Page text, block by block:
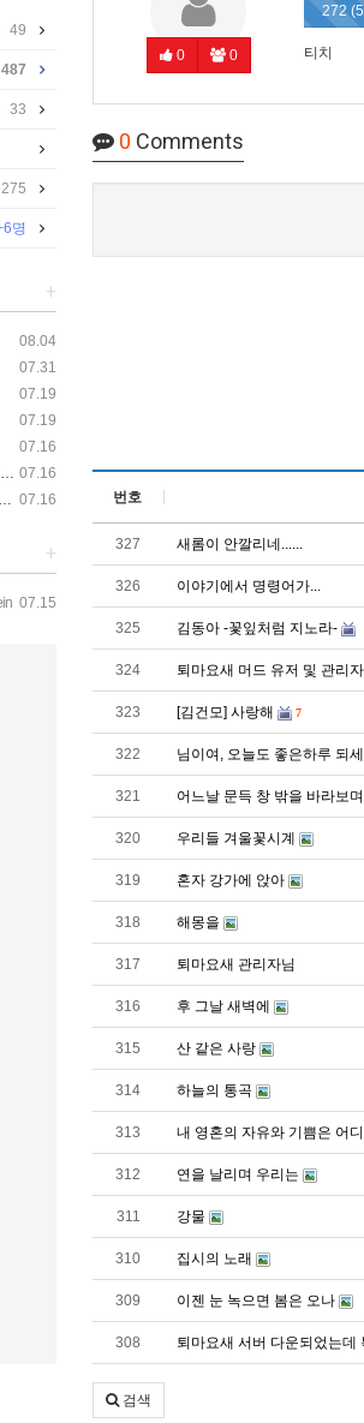
0 0
272
티치
0 Comments
번호
327 새롬이 안깔리네......
326 이야기에서 명령어가...
325 김동아 -꽃잎처럼 지노라-
324 퇴마요새 머드 유저 및 관리
323 [김건모] 사랑해 7
322 님이여, 오늘도 좋은하루 되
321 어느날 문득 창 밖을 바라보
320 우리들 겨울꽃시계
319 혼자 강가에 앉아
318 해몽을
317 퇴마요새 관리자님
316 후 그날 새벽에
315 산 같은 사랑
314 하늘의 통곡
313 내 영혼의 자유와 기쁨은 어디
312 연을 날리며 우리는
311 강물
310 집시의 노래
309 이젠 눈 녹으면 봄은 오나
308 퇴마요새 서버 다운되었는데
검색
49
487
33
275
명
+
08.04
07.31
07.19
07.19
07.16
07.16
07.16
+
07.15